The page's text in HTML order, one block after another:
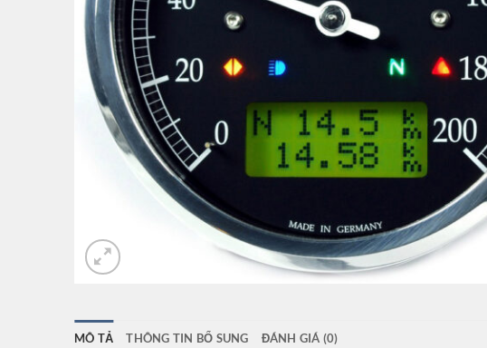
MÔ TẢ THÔNG TIN BỔ SUNG ĐÁNH GIÁ (0)